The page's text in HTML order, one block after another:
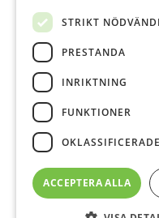
STRIKT
PRESTANDA
INRIKTNING
FUNKTIONER
OKLASSIFICERADE
ACCEPTERA ALLA